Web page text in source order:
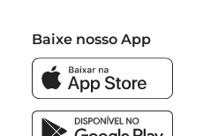
Baixe nosso App